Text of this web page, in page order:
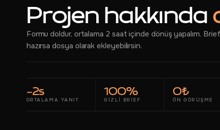
Projen hakkında
Formu doldur, ortalama 2 saat içinde dönüş yapalım. Brief
hazırsa dosya olarak ekleyebilirsin.
~2s
ORTALAMA YANIT
100%
GIZLI BRIEF
0₺
ÖN GÖRÜŞME